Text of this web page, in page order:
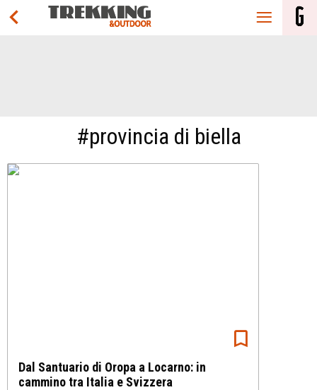
#provincia di biella
Dal Santuario di Oropa a Locarno: in
cammino tra Italia e Svizzera